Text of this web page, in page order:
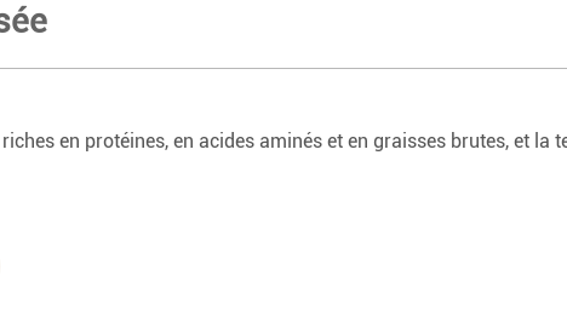
en protéines, en acides aminés et en graisses brutes, et